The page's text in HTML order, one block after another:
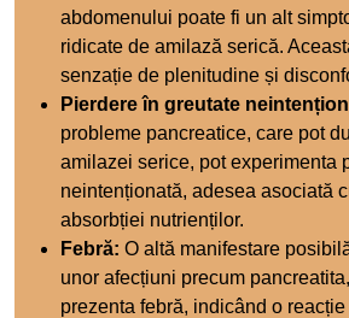
abdomenului poate fi un alt
ridicate de amilază serică.
senzație de plenitudine și
Pierdere în greutate
probleme pancreatice, care pot
amilazei serice, pot experimenta
neintenționată, adesea asociată
absorbției nutrienților.
Febră: O altă manifestare
unor afecțiuni precum
prezenta febră, indicând o